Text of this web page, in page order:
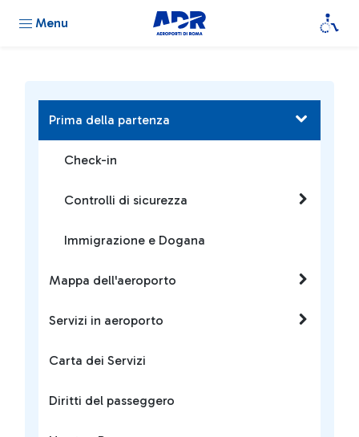
Menu
Prima della partenza
Check-in
Controlli di sicurezza
Immigrazione e Dogana
Mappa dell'aeroporto
Servizi in aeroporto
Carta dei Servizi
Diritti del passeggero